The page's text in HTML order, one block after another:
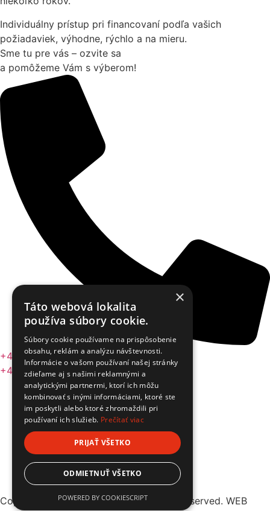
Individuálny prístup pri financovaní podľa vašich
požiadaviek, výhodne, rýchlo a na mieru.
Sme tu pre vás – ozvite sa
a pomôžeme Vám s výberom!
+421 918 412 186
+421 918 750 005
Ochrana osobných údajov
Práva dotknutej osoby
Copyright © 2025 J.T. AUTO, All rights reserved. WEB
×
Táto webová lokalita
používa súbory cookie.
Súbory cookie používame na prispôsobenie
obsahu, reklám a analýzu návštevnosti.
Informácie o vašom používaní našej stránky
zdieľame aj s našimi reklamnými a
analytickými partnermi, ktorí ich môžu
kombinovať s inými informáciami, ktoré ste
im poskytli alebo ktoré zhromaždili pri
používaní ich služieb. Prečítať viac
PRIJAŤ VŠETKO
ODMIETNUŤ VŠETKO
POWERED BY COOKIESCRIPT